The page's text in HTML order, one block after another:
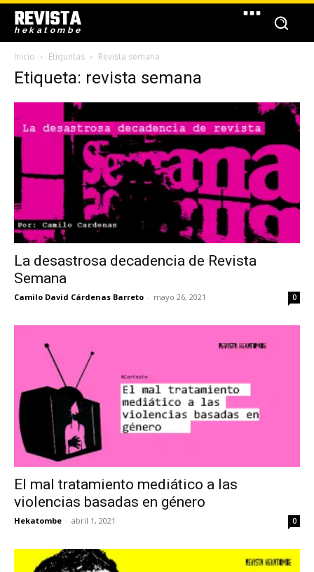
REVISTA
hekatombe
Inicio Etiquetas Revista semana
Etiqueta: revista semana
La desastrosa decadencia de Revista
Semana
Camilo David Cárdenas Barreto - mayo 26, 2021 0
El mal tratamiento mediático a las
violencias basadas en género
Hekatombe - abril 1, 2021 0